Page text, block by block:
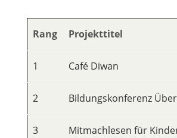
Rang Projekttitel
1 Café Diwan
2 Bildungskonferenz
3 Mitmachlesen für